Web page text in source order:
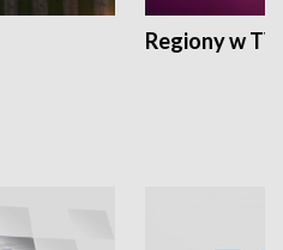
Regiony w